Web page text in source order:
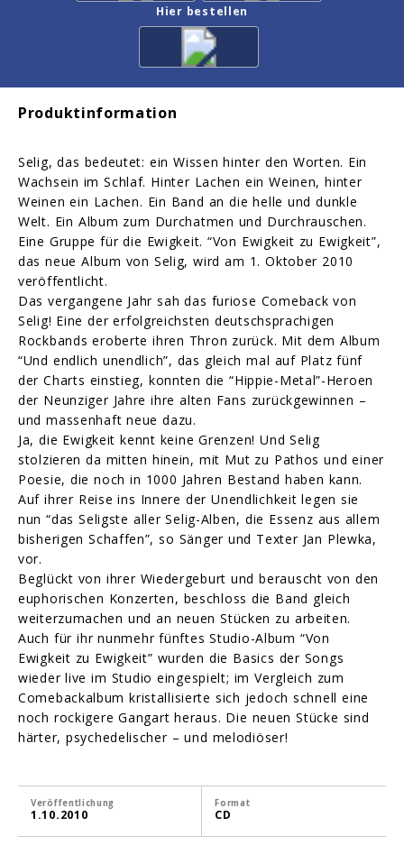
Hier bestellen
Produktinformation
Selig, das bedeutet: ein Wissen hinter den Worten. Ein
Wachsein im Schlaf. Hinter Lachen ein Weinen, hinter
Weinen ein Lachen. Ein Band an die helle und dunkle
Welt. Ein Album zum Durchatmen und Durchrauschen.
Eine Gruppe für die Ewigkeit. “Von Ewigkeit zu Ewigkeit”,
das neue Album von Selig, wird am 1. Oktober 2010
veröffentlicht.
Das vergangene Jahr sah das furiose Comeback von
Selig! Eine der erfolgreichsten deutschsprachigen
Rockbands eroberte ihren Thron zurück. Mit dem Album
“Und endlich unendlich”, das gleich mal auf Platz fünf
der Charts einstieg, konnten die “Hippie-Metal”-Heroen
der Neunziger Jahre ihre alten Fans zurückgewinnen –
und massenhaft neue dazu.
Ja, die Ewigkeit kennt keine Grenzen! Und Selig
stolzieren da mitten hinein, mit Mut zu Pathos und einer
Poesie, die noch in 1000 Jahren Bestand haben kann.
Auf ihrer Reise ins Innere der Unendlichkeit legen sie
nun “das Seligste aller Selig-Alben, die Essenz aus allem
bisherigen Schaffen”, so Sänger und Texter Jan Plewka,
vor.
Beglückt von ihrer Wiedergeburt und berauscht von den
euphorischen Konzerten, beschloss die Band gleich
weiterzumachen und an neuen Stücken zu arbeiten.
Auch für ihr nunmehr fünftes Studio-Album “Von
Ewigkeit zu Ewigkeit” wurden die Basics der Songs
wieder live im Studio eingespielt; im Vergleich zum
Comebackalbum kristallisierte sich jedoch schnell eine
noch rockigere Gangart heraus. Die neuen Stücke sind
härter, psychedelischer – und melodiöser!
Veröffentlichung
1.10.2010
Format
CD